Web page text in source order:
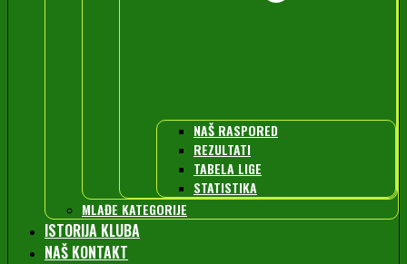
NAŠ RASPORED
REZULTATI
TABELA LIGE
STATISTIKA
MLAĐE KATEGORIJE
ISTORIJA KLUBA
NAŠ KONTAKT